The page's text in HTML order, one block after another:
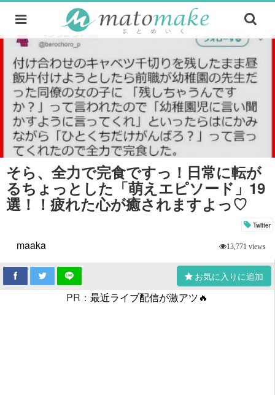
そら、全力で完食ですっ！日常に転が
るちょっとした「萌えエピソード」19
選！！疲れた心が癒されますよっ♡
Twitter
maaka 13,771 views
お気に入りに追加
PR： 最近ライブ配信が激アツ🔥